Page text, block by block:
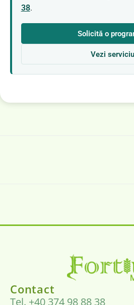
38.
Solicită o
Vezi serviciul
Contact
Tel. +40 374 98 88 38